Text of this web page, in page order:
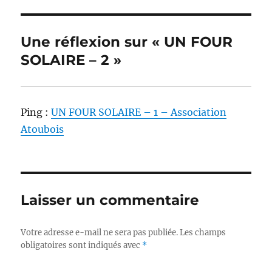
Une réflexion sur « UN FOUR
SOLAIRE – 2 »
Ping :UN FOUR SOLAIRE – 1 – Association
Atoubois
Laisser un commentaire
Votre adresse e-mail ne sera pas publiée. Les champs
obligatoires sont indiqués avec *